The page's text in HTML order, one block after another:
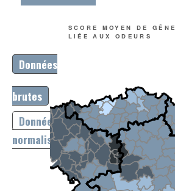
Données
brutes
Données
normalisées
SCORE MOYEN DE GÊNE
LIÉE AUX ODEURS